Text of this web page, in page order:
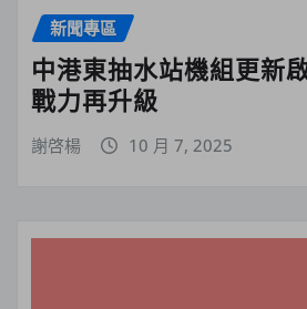
新聞專區
中港東抽水站機組更新
戰力再升級
謝啓楊 10 月 7, 2025